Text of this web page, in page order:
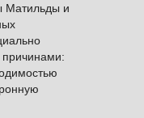
Матильды и